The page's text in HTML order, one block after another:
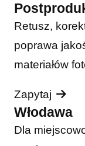
Retusz,
poprawa
materiałów
Zapytaj
Włodawa
Dla